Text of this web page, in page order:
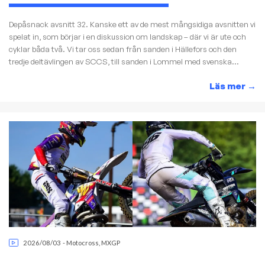
Depåsnack avsnitt 32. Kanske ett av de mest mångsidiga avsnitten vi
spelat in, som börjar i en diskussion om landskap – där vi är ute och
cyklar båda två. Vi tar oss sedan från sanden i Hällefors och den
tredje deltävlingen av SCCS, till sanden i Lommel med svenska...
Läs mer →
2026/08/03 - Motocross MXGP